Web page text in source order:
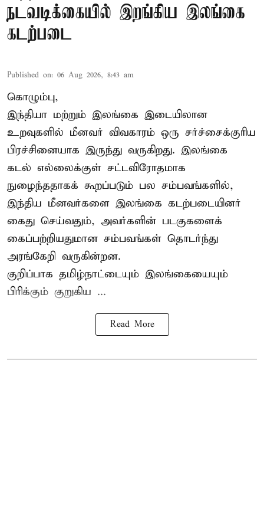
நடவடிக்கையில் இறங்கிய இலங்கை
கடற்படை
Published on: 06 Aug 2026, 8:43 am
கொழும்பு,
இந்தியா மற்றும் இலங்கை இடையிலான
உறவுகளில் மீனவர் விவகாரம் ஒரு சர்ச்சைக்குரிய
பிரச்சினையாக இருந்து வருகிறது. இலங்கை
கடல் எல்லைக்குள் சட்டவிரோதமாக
நுழைந்ததாகக் கூறப்படும் பல சம்பவங்களில்,
இந்திய மீனவர்களை இலங்கை கடற்படையினர்
கைது செய்வதும், அவர்களின் படகுகளைக்
கைப்பற்றியதுமான சம்பவங்கள் தொடர்ந்து
அரங்கேறி வருகின்றன.
குறிப்பாக தமிழ்நாட்டையும் இலங்கையையும்
பிரிக்கும் குறுகிய ...
Read More